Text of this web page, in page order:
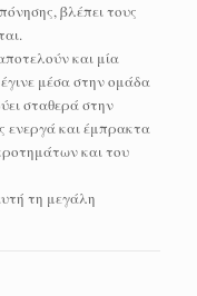
βλέπει τους
και μία
μέσα στην ομάδα
σταθερά στην
ενεργά και έμπρακτα
και του
τη μεγάλη